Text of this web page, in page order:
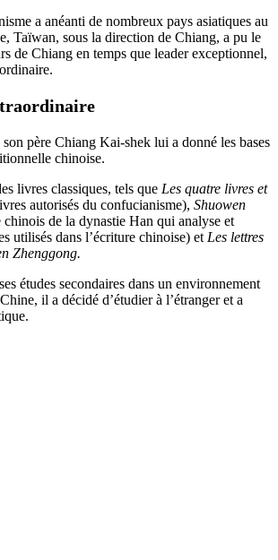
a anéanti de nombreux pays asiatiques au
Taïwan, sous la direction de Chiang, a pu le
de Chiang en temps que leader exceptionnel,
père Chiang Kai-shek lui a donné les bases
chinoise.
livres classiques, tels que Les quatre livres et
autorisés du confucianisme), Shuowen
de la dynastie Han qui analyse et
utilisés dans l’écriture chinoise) et Les lettres
Zhenggong.
études secondaires dans un environnement
il a décidé d’étudier à l’étranger et a